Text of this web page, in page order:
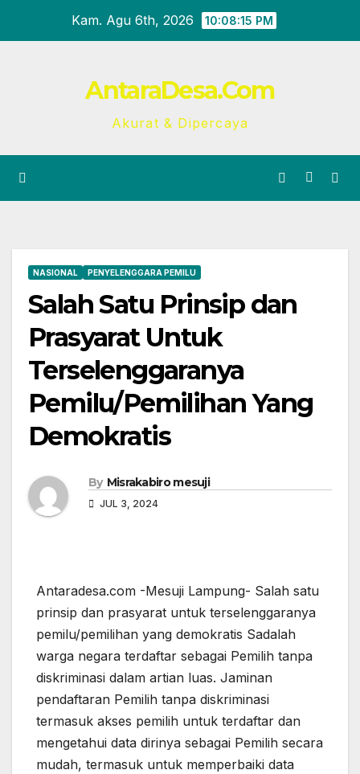
Kam. Agu 6th, 2026 10:08:16 PM
AntaraDesa.Com
Akurat & Dipercaya
NASIONAL PENYELENGGARA PEMILU
Salah Satu Prinsip dan
Prasyarat Untuk
Terselenggaranya
Pemilu/Pemilihan Yang
Demokratis
By Misrakabiro mesuji
JUL 3, 2024
Antaradesa.com -Mesuji Lampung- Salah satu
prinsip dan prasyarat untuk terselenggaranya
pemilu/pemilihan yang demokratis Sadalah
warga negara terdaftar sebagai Pemilih tanpa
diskriminasi dalam artian luas. Jaminan
pendaftaran Pemilih tanpa diskriminasi
termasuk akses pemilih untuk terdaftar dan
mengetahui data dirinya sebagai Pemilih secara
mudah, termasuk untuk memperbaiki data